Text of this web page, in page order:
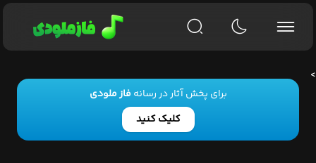
برای پخش آثار در رسانهفاز ملودی
کلیک کنید
>